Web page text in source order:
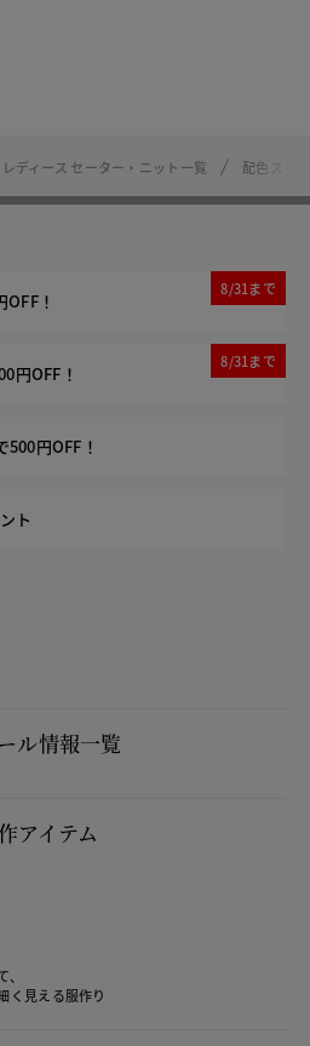
レディース セーター・ニット一覧 配色スリ
！
8/31まで
円OFF！
8/31まで
円OFF！
ト
ル情報一覧
アイテム
く見える服作り